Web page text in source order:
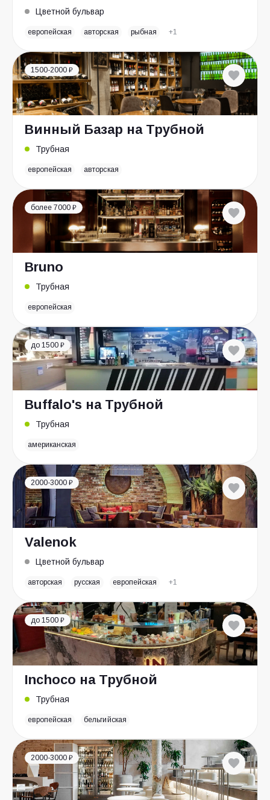
Цветной бульвар
европейская авторская рыбная +1
1500-2000 ₽
Винный Базар на Трубной
Трубная
европейская авторская
более 7000 ₽
Bruno
Трубная
европейская
до 1500 ₽
Buffalo's на Трубной
Трубная
американская
2000-3000 ₽
Valenok
Цветной бульвар
авторская русская европейская +1
до 1500 ₽
Inchoco на Трубной
Трубная
европейская бельгийская
2000-3000 ₽